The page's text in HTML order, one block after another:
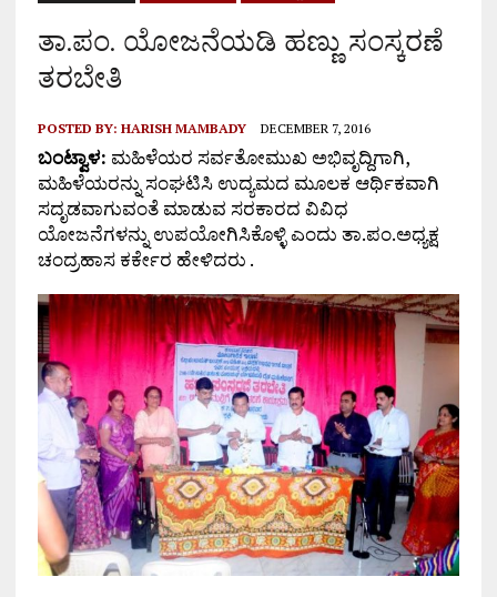
ತಾ.ಪಂ. ಯೋಜನೆಯಡಿ ಹಣ್ಣು ಸಂಸ್ಕರಣೆ
ತರಬೇತಿ
POSTED BY: HARISH MAMBADY DECEMBER 7, 2016
ಬಂಟ್ವಾಳ: ಮಹಿಳೆಯರ ಸರ್ವತೋಮುಖ ಅಭಿವೃದ್ದಿಗಾಗಿ,
ಮಹಿಳೆಯರನ್ನು ಸಂಘಟಿಸಿ ಉದ್ಯಮದ ಮೂಲಕ ಆರ್ಥಿಕವಾಗಿ
ಸದೃಡವಾಗುವಂತೆ ಮಾಡುವ ಸರಕಾರದ ವಿವಿಧ
ಯೋಜನೆಗಳನ್ನು ಉಪಯೋಗಿಸಿಕೊಳ್ಳಿ ಎಂದು ತಾ.ಪಂ.ಅಧ್ಯಕ್ಷ
ಚಂದ್ರಹಾಸ ಕರ್ಕೇರ ಹೇಳಿದರು .